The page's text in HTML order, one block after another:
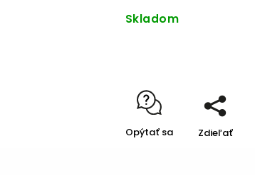
Skladom
Opýtať sa Zdieľať